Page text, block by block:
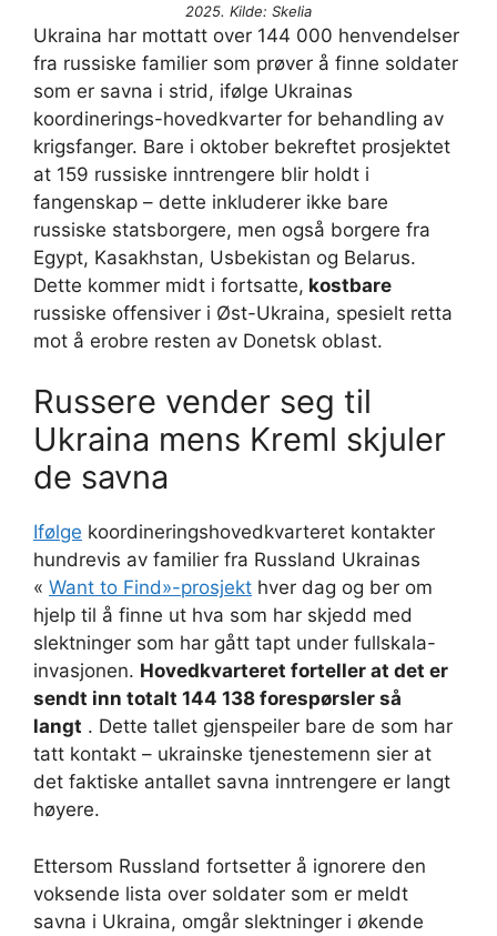
2025. Kilde: Skelia
Ukraina har mottatt over 144 000 henvendelser
fra russiske familier som prøver å finne soldater
som er savna i strid, ifølge Ukrainas
koordinerings-hovedkvarter for behandling av
krigsfanger. Bare i oktober bekreftet prosjektet
at 159 russiske inntrengere blir holdt i
fangenskap – dette inkluderer ikke bare
russiske statsborgere, men også borgere fra
Egypt, Kasakhstan, Usbekistan og Belarus.
Dette kommer midt i fortsatte, kostbare
russiske offensiver i Øst-Ukraina, spesielt retta
mot å erobre resten av Donetsk oblast.
Russere vender seg til
Ukraina mens Kreml skjuler
de savna
Ifølge koordineringshovedkvarteret kontakter
hundrevis av familier fra Russland Ukrainas
« Want to Find»-prosjekt hver dag og ber om
hjelp til å finne ut hva som har skjedd med
slektninger som har gått tapt under fullskala-
invasjonen. Hovedkvarteret forteller at det er
sendt inn totalt 144 138 forespørsler så
langt . Dette tallet gjenspeiler bare de som har
tatt kontakt – ukrainske tjenestemenn sier at
det faktiske antallet savna inntrengere er langt
høyere.
Ettersom Russland fortsetter å ignorere den
voksende lista over soldater som er meldt
savna i Ukraina, omgår slektninger i økende